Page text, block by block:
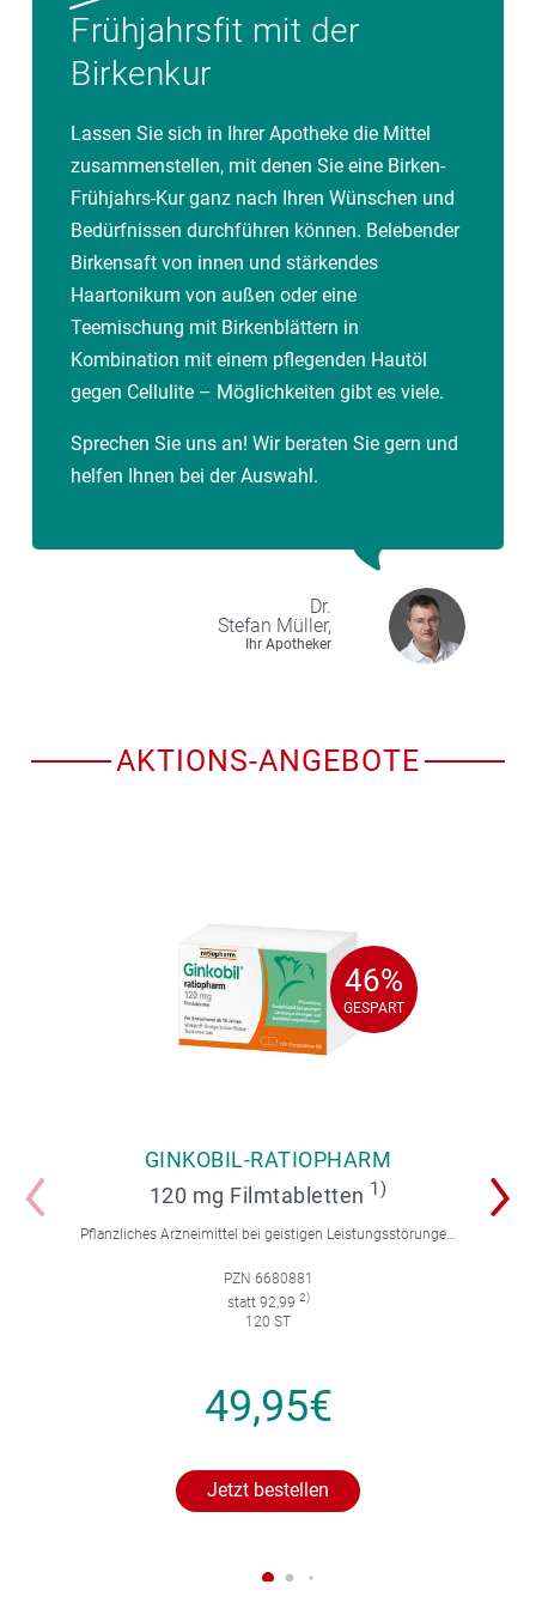
Birkenrindenextrakt gegen Epidermolysis bullosa
(Schmetterlingskrankheit), dieses ist jedoch
ist eine sehr seltene Hauterkrankung, bei der schon
bei leichter Berührung offene Wunden entstehen und
die Haut sich ablöst. Da es keine kausale Therapie
gibt, ist es wichtig die Wunden sorgfältig zu pflegen
und Infektionen zu vermeiden. Mit dem neuen sterilen
Gel aus Birkenrindenextrakt kann die Wundheilung
gefördert und Entzündungen zurückgedrängt werden.
Frühjahrsfit mit der
Birkenkur
Lassen Sie sich in Ihrer Apotheke die Mittel
zusammenstellen, mit denen Sie eine Birken-
Frühjahrs-Kur ganz nach Ihren Wünschen und
Bedürfnissen durchführen können. Belebender
Birkensaft von innen und stärkendes
Haartonikum von außen oder eine
Teemischung mit Birkenblättern in
Kombination mit einem pflegenden Hautöl
gegen Cellulite – Möglichkeiten gibt es viele.
Sprechen Sie uns an! Wir beraten Sie gern und
helfen Ihnen bei der Auswahl.
Dr.
Stefan Müller,
Ihr Apotheker
AKTIONS-ANGEBOTE
46%
GESPART
46%
GESPART
GINKOBIL-RATIOPHARM
120 mg Filmtabletten 1)
PZN 6680881
statt 92,99 2)
120 ST
49,95€
Jetzt bestellen